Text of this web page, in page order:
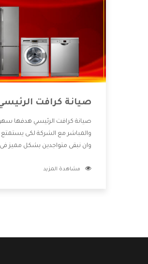
صيانة كرافت
صيانة كرافت الرئيسي هدفها
والمباشر مع الشركة لكى يستمتع
وان نبقى متواجدين بشكل مميز
بالخدمات التى تنفرد الشركة بها
مشاهدة المزيد